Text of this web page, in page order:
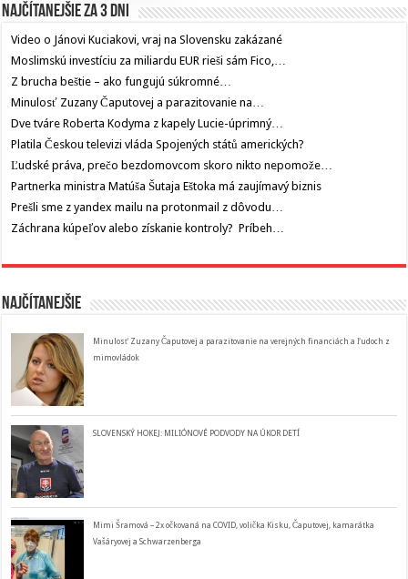
Najčítanejšie za 3 dni
Video o Jánovi Kuciakovi, vraj na Slovensku zakázané
Moslimskú investíciu za miliardu EUR rieši sám Fico,…
Z brucha beštie – ako fungujú súkromné…
Minulosť Zuzany Čaputovej a parazitovanie na…
Dve tváre Roberta Kodyma z kapely Lucie-úprimný…
Platila Českou televizi vláda Spojených států amerických?
Ľudské práva, prečo bezdomovcom skoro nikto nepomože…
Partnerka ministra Matúša Šutaja Eštoka má zaujímavý biznis
Prešli sme z yandex mailu na protonmail z dôvodu…
Záchrana kúpeľov alebo získanie kontroly? Príbeh…
Najčítanejšie
Minulosť Zuzany Čaputovej a parazitovanie na verejných financiách a ľudoch z
mimovládok
SLOVENSKÝ HOKEJ: MILIÓNOVÉ PODVODY NA ÚKOR DETÍ
Mimi Šramová – 2x očkovaná na COVID, volička Kisku, Čaputovej, kamarátka
Vašáryovej a Schwarzenberga